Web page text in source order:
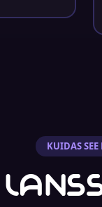
KUIDAS